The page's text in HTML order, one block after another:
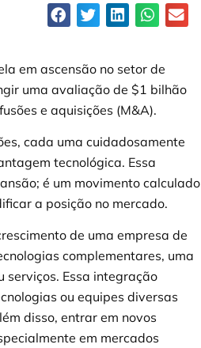
em ascensão no setor de
uma avaliação de $1 bilhão
e aquisições (M&A).
cada uma cuidadosamente
tecnológica. Essa
é um movimento calculado
a posição no mercado.
de uma empresa de
complementares, uma
Essa integração
ou equipes diversas
disso, entrar em novos
em mercados